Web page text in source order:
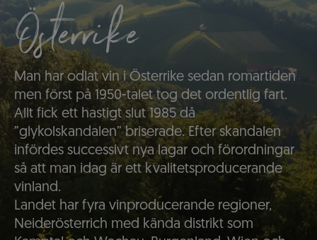
Österrike
Man har odlat vin i Österrike sedan romartiden
men först på 1950-talet tog det ordentlig fart.
Allt fick ett hastigt slut 1985 då
”glykolskandalen” briserade. Efter skandalen
infördes successivt nya lagar och förordningar
så att man idag är ett kvalitetsproducerande
vinland.
Landet har fyra vinproducerande regioner,
Neiderösterrich med kända distrikt som